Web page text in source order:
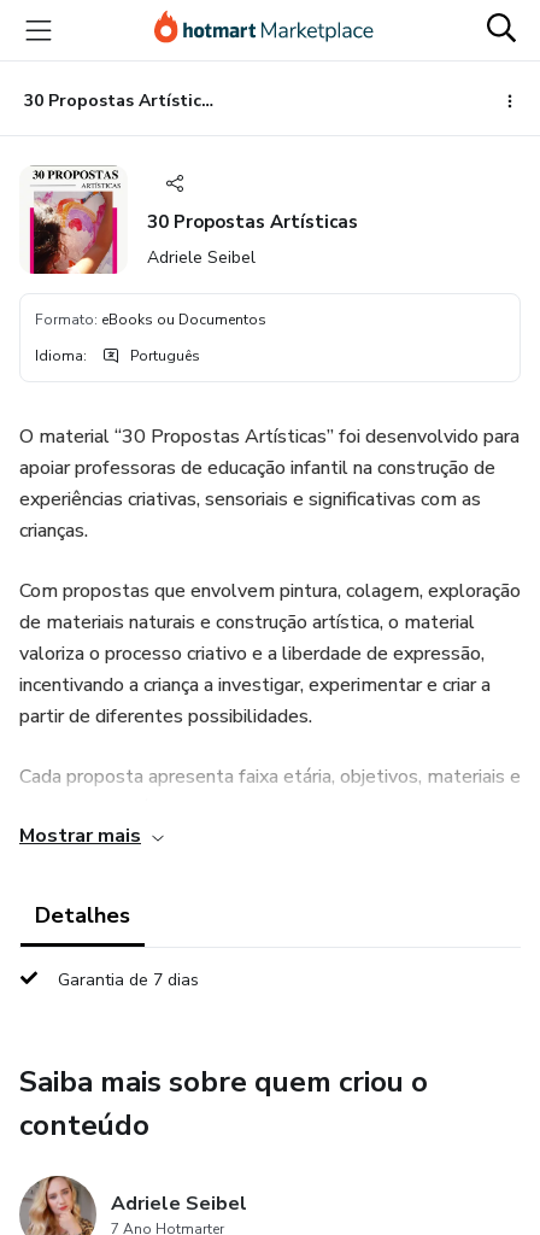
para
conteúdo
principal
para
pagamento
para
rodapé
30 Propostas Artísticas
30 Propostas Artísticas
Adriele Seibel
Formato: eBooks ou Documentos
Idioma: Português
O material “30 Propostas Artísticas” foi desenvolvido para
apoiar professoras de educação infantil na construção de
experiências criativas, sensoriais e significativas com as
crianças.
Com propostas que envolvem pintura, colagem, exploração
de materiais naturais e construção artística, o material
valoriza o processo criativo e a liberdade de expressão,
incentivando a criança a investigar, experimentar e criar a
partir de diferentes possibilidades.
Cada proposta apresenta faixa etária, objetivos, materiais e
aplicação no dia a dia da sala de referência. Além disso,
percepção estética, da criatividade e da autonomia das
É um recurso ideal para enriquecer a rotina com
artístico mais acessível, intencional e encantador.
Mostrar mais
Detalhes
Garantia de 7 dias
Saiba mais sobre quem criou o
conteúdo
Adriele Seibel
7 Ano Hotmarter